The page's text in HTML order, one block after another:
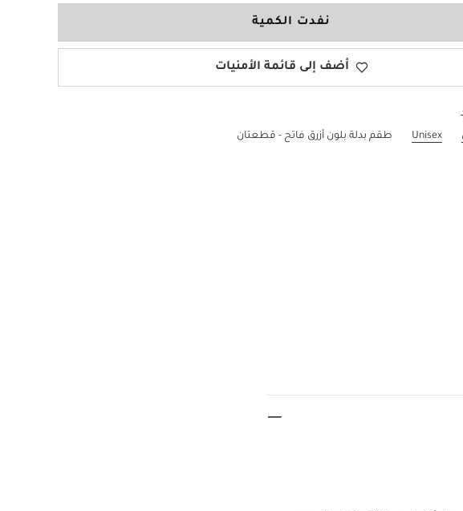
نفدت الكمية
أضف إلى قائمة الأمنيات
Unisex طقم بدلة بلون أزرق فاتح - قطعتان